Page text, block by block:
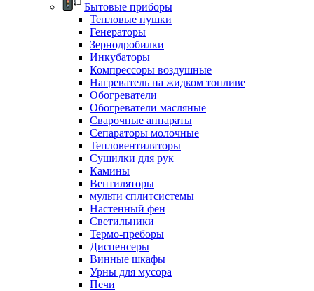
Бытовые приборы
Тепловые пушки
Генераторы
Зернодробилки
Инкубаторы
Компрессоры воздушные
Нагреватель на жидком топливе
Обогреватели
Обогреватели масляные
Сварочные аппараты
Сепараторы молочные
Тепловентиляторы
Сушилки для рук
Камины
Вентиляторы
мульти сплитсистемы
Настенный фен
Светильники
Термо-преборы
Диспенсеры
Винные шкафы
Урны для мусора
Печи